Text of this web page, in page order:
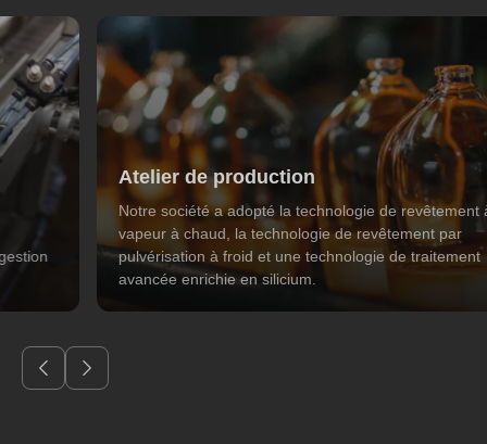
Ligne de production
Des normes de qualité élevées et un système de gestion
de la qualité intégré à l'échelle du groupe.